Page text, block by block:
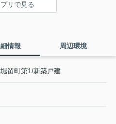
リで見る
情報 周辺環境
留町第1/新築戸建